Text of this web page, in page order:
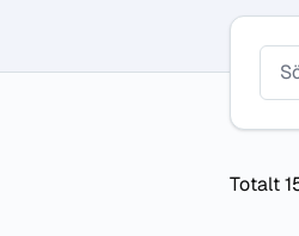
Plats
Yrke
Totalt